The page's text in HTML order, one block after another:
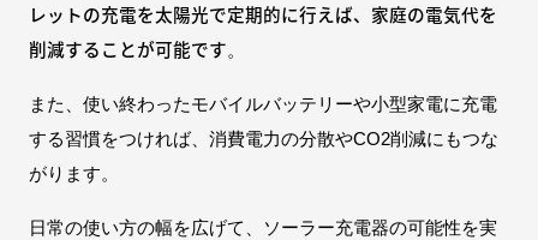
レットの充電を太陽光で定期的に行えば、家庭の電気代を
削減することが可能です。
また、使い終わったモバイルバッテリーや小型家電に充電
する習慣をつければ、消費電力の分散やCO2削減にもつな
がります。
日常の使い方の幅を広げて、ソーラー充電器の可能性を実